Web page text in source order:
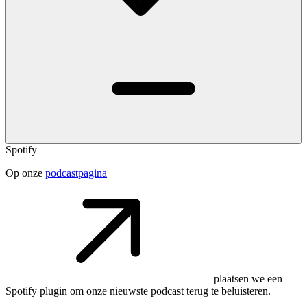
Spotify
Op onze podcastpagina
plaatsen we een
Spotify plugin om onze nieuwste podcast terug te beluisteren.